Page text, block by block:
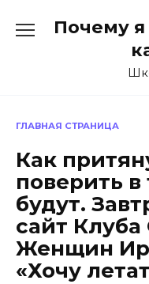
Почему
ГЛАВНАЯ СТРАНИЦА
Как
поверить в
будут.
сайт
Женщин
«Хочу